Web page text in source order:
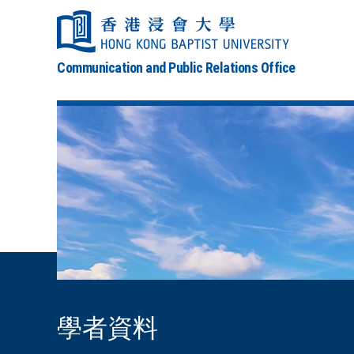
Communication and Public Relations Office
學者資料